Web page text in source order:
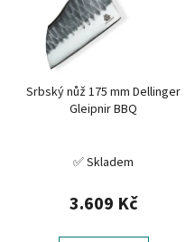
Srbský nůž 175 mm Dellinger
Gleipnir BBQ
✅ Skladem
3.609 Kč